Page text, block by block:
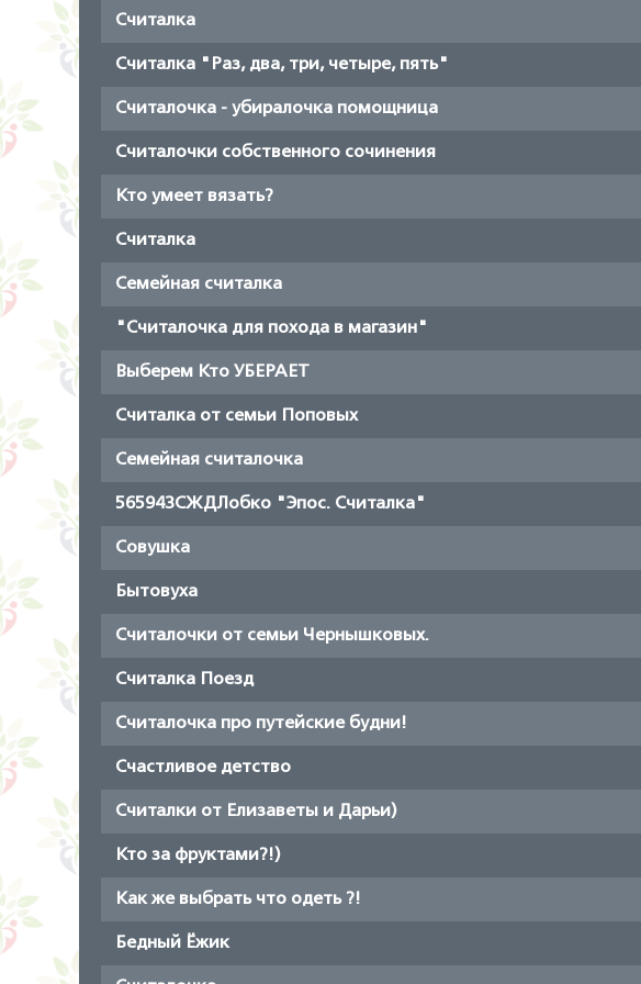
Считалка
Считалка "Раз, два, три, четыре, пять"
Считалочка - убиралочка помощница
Считалочки собственного сочинения
Кто умеет вязать?
Считалка
Семейная считалка
"Считалочка для похода в магазин"
Выберем Кто УБЕРАЕТ
Считалка от семьи Поповых
Семейная считалочка
56594ЗСЖДЛобко "Эпос. Считалка"
Совушка
Бытовуха
Считалочки от семьи Чернышковых.
Считалка Поезд
Считалочка про путейские будни!
Счастливое детство
Считалки от Елизаветы и Дарьи)
Кто за фруктами?!)
Как же выбрать что одеть ?!
Бедный Ёжик